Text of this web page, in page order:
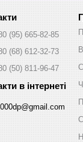
(95) 665-82-85
(68) 612-32-73
(50) 811-96-47